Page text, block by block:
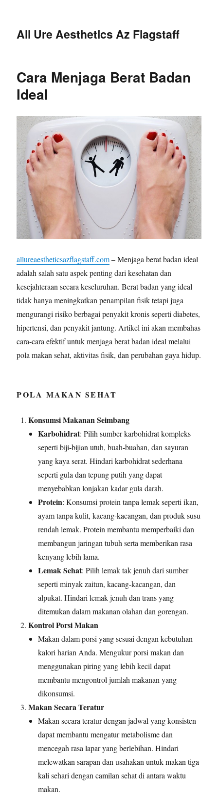
All Ure Aesthetics Az Flagstaff
Cara Menjaga Berat Badan
Ideal
allureaestheticsazflagstaff.com– Menjaga berat badan ideal
adalah salah satu aspek penting dari kesehatan dan
kesejahteraan secara keseluruhan. Berat badan yang ideal
tidak hanya meningkatkan penampilan fisik tetapi juga
mengurangi risiko berbagai penyakit kronis seperti diabetes,
hipertensi, dan penyakit jantung. Artikel ini akan membahas
cara-cara efektif untuk menjaga berat badan ideal melalui
pola makan sehat, aktivitas fisik, dan perubahan gaya hidup.
POLA MAKAN SEHAT
Konsumsi Makanan Seimbang
Karbohidrat: Pilih sumber karbohidrat kompleks
seperti biji-bijian utuh, buah-buahan, dan sayuran
yang kaya serat. Hindari karbohidrat sederhana
seperti gula dan tepung putih yang dapat
menyebabkan lonjakan kadar gula darah.
Protein: Konsumsi protein tanpa lemak seperti ikan,
ayam tanpa kulit, kacang-kacangan, dan produk susu
rendah lemak. Protein membantu memperbaiki dan
membangun jaringan tubuh serta memberikan rasa
kenyang lebih lama.
Lemak Sehat: Pilih lemak tak jenuh dari sumber
seperti minyak zaitun, kacang-kacangan, dan
alpukat. Hindari lemak jenuh dan trans yang
ditemukan dalam makanan olahan dan gorengan.
Kontrol Porsi Makan
Makan dalam porsi yang sesuai dengan kebutuhan
kalori harian Anda. Mengukur porsi makan dan
menggunakan piring yang lebih kecil dapat
membantu mengontrol jumlah makanan yang
dikonsumsi.
Makan Secara Teratur
Makan secara teratur dengan jadwal yang konsisten
dapat membantu mengatur metabolisme dan
mencegah rasa lapar yang berlebihan. Hindari
melewatkan sarapan dan usahakan untuk makan tiga
kali sehari dengan camilan sehat di antara waktu
makan.